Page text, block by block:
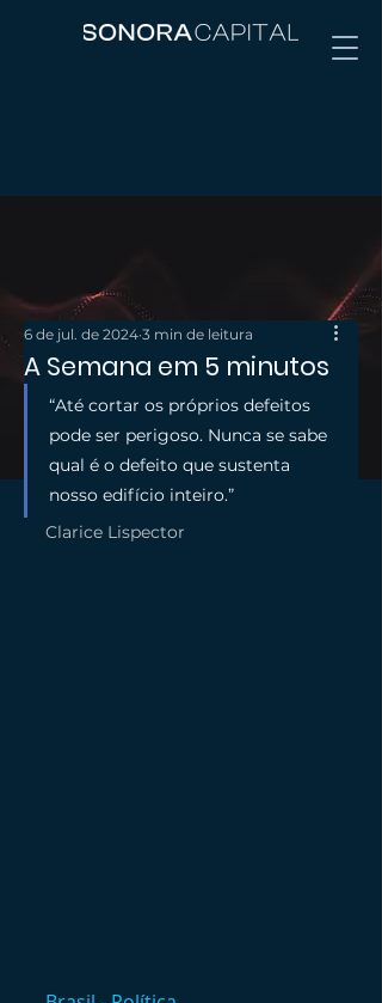
A Semana em 5 minutos
6 de jul. de 2024 3 min de leitura
“Até cortar os próprios defeitos
pode ser perigoso. Nunca se sabe
qual é o defeito que sustenta
nosso edifício inteiro.”
Clarice Lispector